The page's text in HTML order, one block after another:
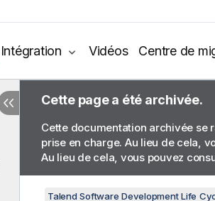
Intégration Vidéos Centre de
Cette page a été archivée.
Cette documentation archivée se
prise en charge. Au lieu de cela,
Au lieu de cela, vous pouvez
Talend Software Development Life